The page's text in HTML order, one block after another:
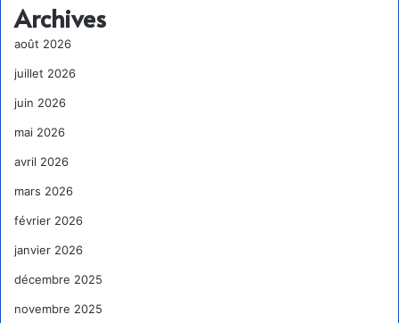
Archives
août 2026
juillet 2026
juin 2026
mai 2026
avril 2026
mars 2026
février 2026
janvier 2026
décembre 2025
novembre 2025